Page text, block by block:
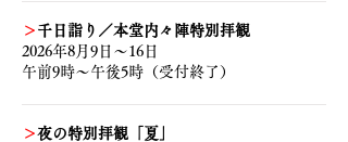
＞ 千日詣り／本堂内々陣特別拝観
2026年8月9日〜16日
午前9時～午後5時（受付終了）
＞夜の特別拝観「夏」